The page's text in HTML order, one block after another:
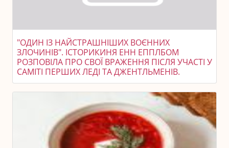
"ОДИН ІЗ НАЙСТРАШНІШИХ ВОЄННИХ
ЗЛОЧИНІВ". ІСТОРИКИНЯ ЕНН ЕППЛБОМ
РОЗПОВІЛА ПРО СВОЇ ВРАЖЕННЯ ПІСЛЯ УЧАСТІ У
САМІТІ ПЕРШИХ ЛЕДІ ТА ДЖЕНТЛЬМЕНІВ.